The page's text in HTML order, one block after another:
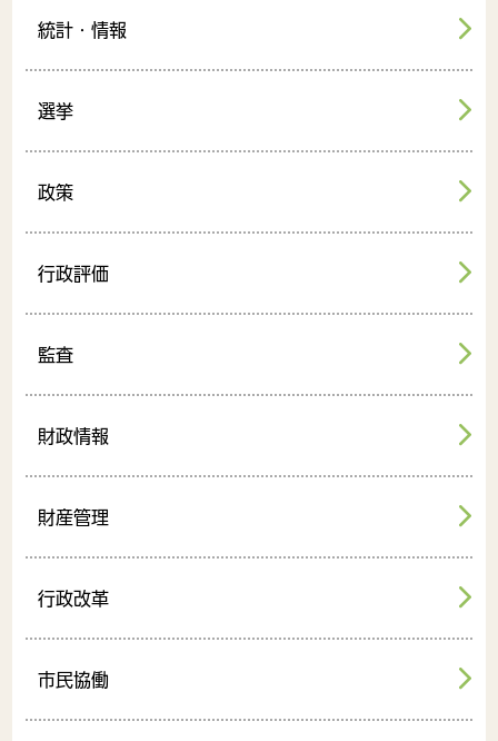
統計・情報
選挙
政策
行政評価
監査
財政情報
財産管理
行政改革
市民協働